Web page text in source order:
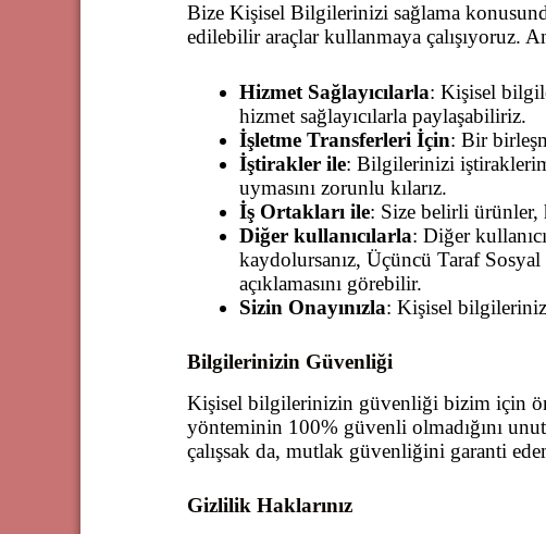
Bize Kişisel Bilgilerinizi sağlama
edilebilir araçlar kullanmaya çalışıyoruz.
Hizmet Sağlayıcılarla: Kişisel
hizmet sağlayıcılarla paylaşabiliriz.
İşletme Transferleri İçin: Bir
İştirakler ile: Bilgilerinizi
uymasını zorunlu kılarız.
İş Ortakları ile: Size belirli ürünler,
Diğer kullanıcılarla: Diğer
kaydolursanız, Üçüncü Taraf
açıklamasını görebilir.
Sizin Onayınızla: Kişisel
Bilgilerinizin Güvenliği
Kişisel bilgilerinizin güvenliği bizim için
yönteminin 100% güvenli olmadığını
çalışsak da, mutlak güvenliğini garanti
Gizlilik Haklarınız